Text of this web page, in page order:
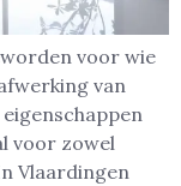
voor wie
van
voor zowel
Vlaardingen